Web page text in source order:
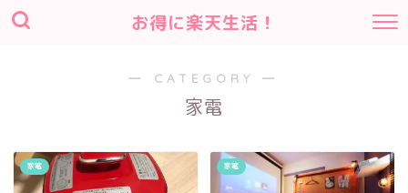
お得に楽天生活！
― CATEGORY ―
家電
家電 家電